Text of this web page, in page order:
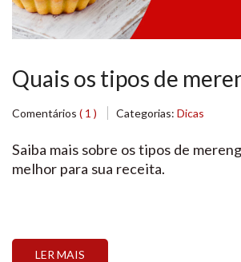
Quais os tipos de
Comentários ( 1 ) Categorias: Dicas
Saiba mais sobre os tipos de
melhor para sua receita.
LER MAIS